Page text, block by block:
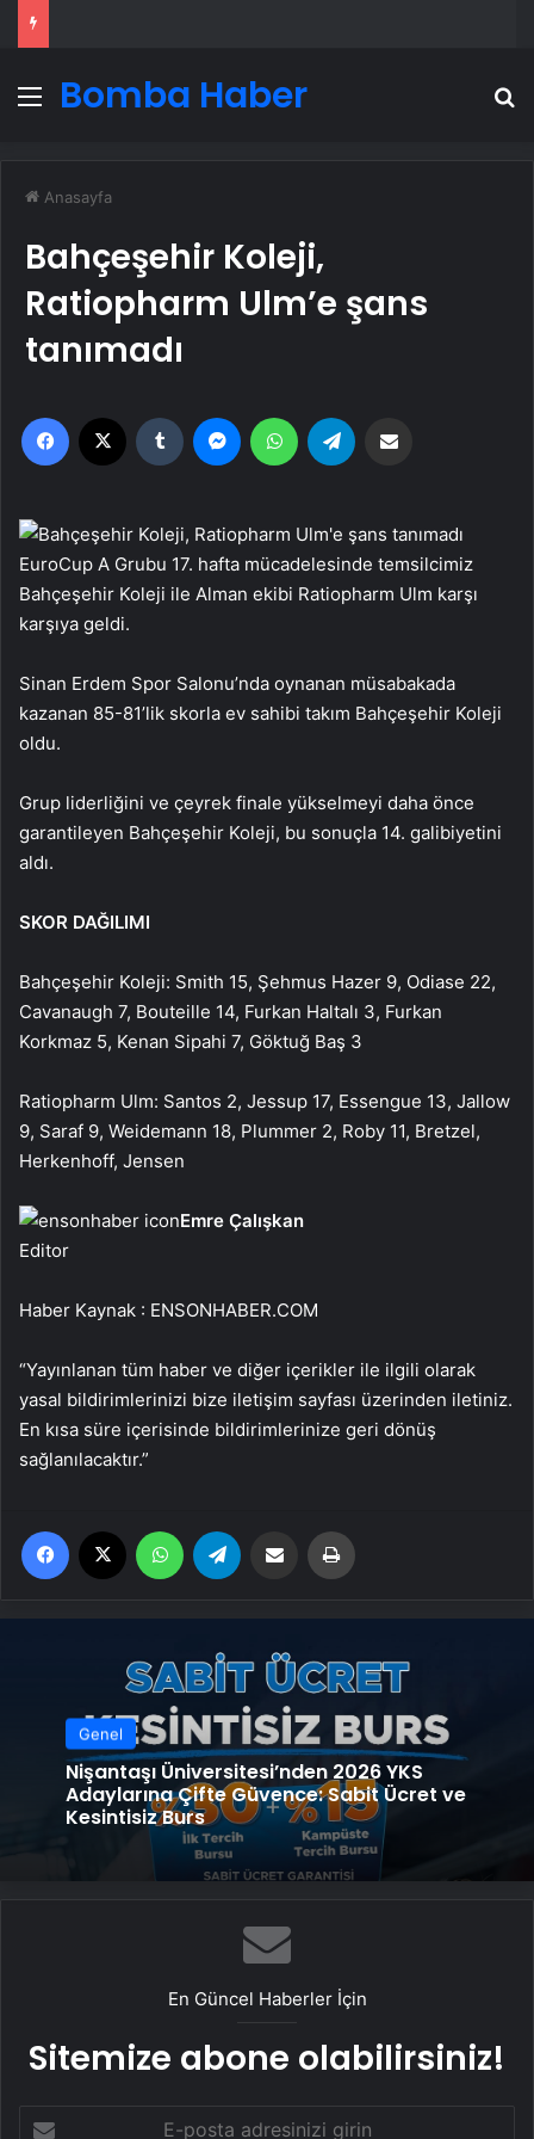
Menü
Bomba Haber
Anasayfa
Bahçeşehir Koleji,
Ratiopharm Ulm’e şans
tanımadı
Facebook Tumblr MessengerWhatsApp
EuroCup A Grubu 17. hafta mücadelesinde temsilcimiz
Bahçeşehir Koleji ile Alman ekibi Ratiopharm Ulm karşı
karşıya geldi.
Sinan Erdem Spor Salonu’nda oynanan müsabakada
kazanan 85-81’lik skorla ev sahibi takım Bahçeşehir Koleji
oldu.
Grup liderliğini ve çeyrek finale yükselmeyi daha önce
garantileyen Bahçeşehir Koleji, bu sonuçla 14. galibiyetini
aldı.
SKOR DAĞILIMI
Bahçeşehir Koleji: Smith 15, Şehmus Hazer 9, Odiase 22,
Cavanaugh 7, Bouteille 14, Furkan Haltalı 3, Furkan
Korkmaz 5, Kenan Sipahi 7, Göktuğ Baş 3
Ratiopharm Ulm: Santos 2, Jessup 17, Essengue 13, Jallow
9, Saraf 9, Weidemann 18, Plummer 2, Roby 11, Bretzel,
Herkenhoff, Jensen
Emre Çalışkan
Editor
Haber Kaynak : ENSONHABER.COM
“Yayınlanan tüm haber ve diğer içerikler ile ilgili olarak
yasal bildirimlerinizi bize iletişim sayfası üzerinden iletiniz.
En kısa süre içerisinde bildirimlerinize geri dönüş
sağlanılacaktır.”
Facebook WhatsApp Email'den paylaş
Genel
Nişantaşı Üniversitesi’nden 2026 YKS
Adaylarına Çifte Güvence: Sabit Ücret ve
Kesintisiz Burs
En Güncel Haberler İçin
Sitemize abone olabilirsiniz!